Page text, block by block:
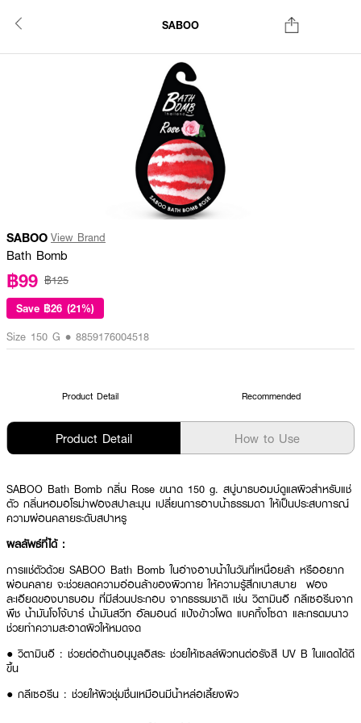
SABOO
SABOO View Brand
Bath Bomb
฿99 ฿125
Save ฿26 (21%)
Size 150 G • 8859176004518
Product Detail Recommended
Product Detail How to Use
SABOO Bath Bomb กลิ่น Rose ขนาด 150 g. สบู่บาธบอมบ์ดูแลผิวสำหรับแช่
ตัว กลิ่นหอมอโรม่าฟองสปาละมุน เปลี่ยนการอาบน้ำธรรมดา ให้เป็นประสบการณ์
ความผ่อนคลายระดับสปาหรู
ผลลัพธ์ที่ได้ :
การแช่ตัวด้วย SABOO Bath Bombในอ่างอาบน้ำในวันที่เหนื่อยล้า หรืออยาก
ผ่อนคลาย จะช่วยลดความอ่อนล้าของผิวกาย ให้ความรู้สึกเบาสบาย ฟอง
ละเอียดของบาธบอม ที่มีส่วนประกอบ จากธรรมชาติ เช่น วิตามินอี กลีเซอรีนจาก
พืช น้ำมันโจโจ้บาร์ น้ำมันสวีท อัลมอนด์ แป้งข้าวโพด แบคกิ้งโซดา และกรดมนาว
ช่วยทำความสะอาดผิวให้หมดจด
● วิตามินอี : ช่วยต่อต้านอนุมูลอิสระ ช่วยให้เซลล์ผิวทนต่อรังสี UV B ในแดดได้ดี
ขึ้น
● กลีเซอรีน : ช่วยให้ผิวชุ่มชื่นเหมือนมีน้ำหล่อเลี้ยงผิว
โจโจ้บาร์ ออยส์ : ช่วยให้ผิวสามารถกักเก็บน้ำหล่อเลี้ยงได้ยาวนานขึ้น ทำให้สิว